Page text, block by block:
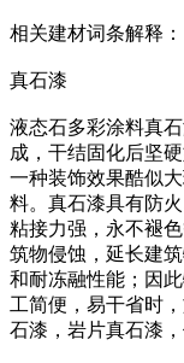
相关建材词条解释：
真石漆
液态石多彩涂料真
成，干结固化后坚
一种装饰效果酷似
料。真石漆具有防
粘接力强，永不褪
筑物侵蚀，延长建
和耐冻融性能；因
工简便，易干省时
石漆，岩片真石漆